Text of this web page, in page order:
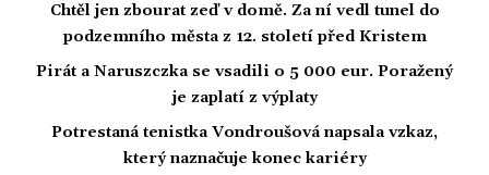
Chtěl jen zbourat zeď v domě. Za ní vedl tunel do
podzemního města z 12. století před Kristem
Pirát a Naruszczka se vsadili o 5 000 eur. Poražený
je zaplatí z výplaty
Potrestaná tenistka Vondroušová napsala vzkaz,
který naznačuje konec kariéry